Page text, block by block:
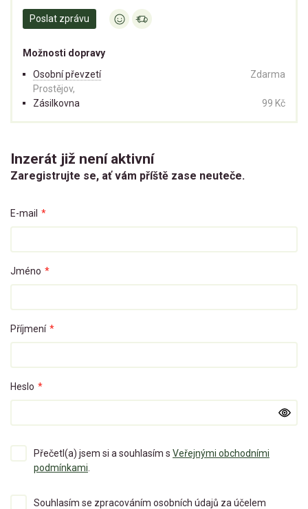
Poslat zprávu
Možnosti dopravy
Osobní převzetí
Prostějov,
Zdarma
Zásilkovna 99 Kč
Inzerát již není aktivní
Zaregistrujte se, ať vám příště zase neuteče.
E-mail *
Jméno *
Příjmení *
Heslo *
Přečetl(a) jsem si a souhlasím s Veřejnými obchodními
podmínkami.
Souhlasím se zpracováním osobních údajů za účelem